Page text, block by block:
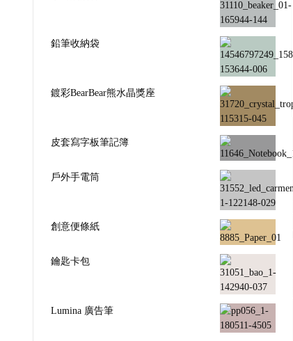
鉛筆收納袋
鍍彩BearBear熊水晶獎座
皮套寫字板筆記簿
戶外手電筒
創意便條紙
鑰匙卡包
Lumina 廣告筆